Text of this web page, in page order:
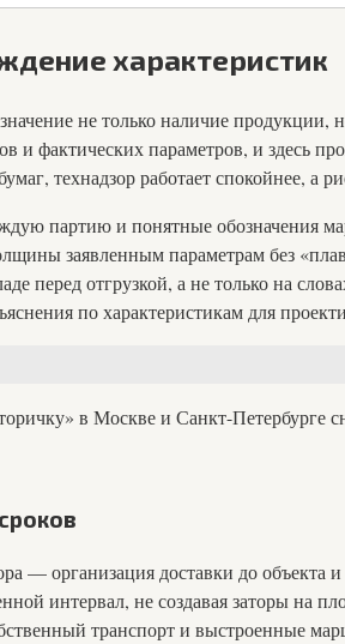
характеристик
не только наличие
и фактических параметров, и здесь
технадзор работает спокойнее, а
партию и понятные обозначения
заявленным параметрам без
перед отгрузкой, а не только на
по характеристикам для
в Москве и Санкт-Петербурге
— организация доставки до
интервал, не создавая заторы на
транспорт и выстроенные